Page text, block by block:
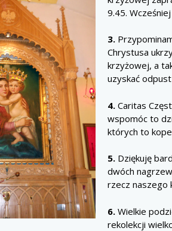
9.45.
3.
Chrystusa
krzyżowej, a
uzyskać odpust
4. Caritas
wspomóc to
których to
5. Dziękuję
dwóch
rzecz naszego
6. Wielkie
rekolekcji